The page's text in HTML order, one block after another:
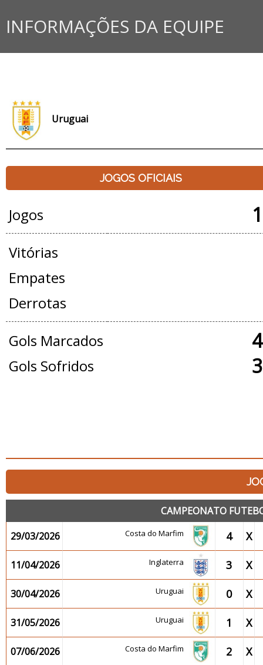
INFORMAÇÕES DA EQUIPE
Uruguai
JOGOS OFICIAIS
Jogos
Vitórias
Empates
Derrotas
Gols Marcados
Gols Sofridos
CAMPEONATO
29/03/2026
Costa do Marfim 4 X
11/04/2026 Inglaterra 3 X
30/04/2026 Uruguai 0 X
31/05/2026 Uruguai 1 X
07/06/2026 Costa do Marfim 2 X